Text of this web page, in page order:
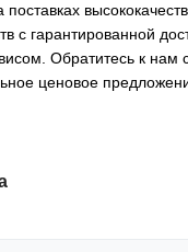
с гарантированной
Обратитесь к нам
ценовое